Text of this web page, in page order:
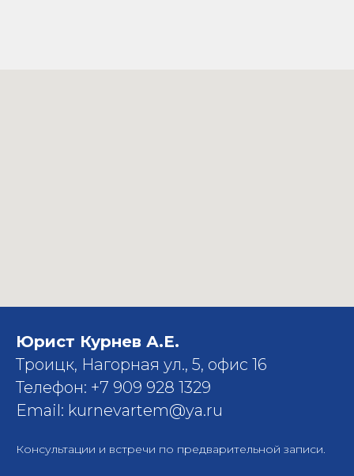
Юрист Курнев А.Е.
Троицк, Нагорная ул., 5, офис 16
Телефон: +7 909 928 1329
Email: kurnevartem@ya.ru
Консультации и встречи по предварительной записи.